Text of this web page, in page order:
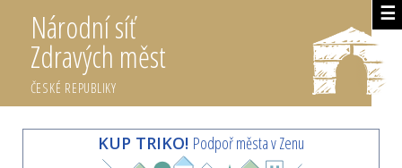
☰
Národní síť
Zdravých měst
ČESKÉ REPUBLIKY
KUP TRIKO! Podpoř města v Zenu